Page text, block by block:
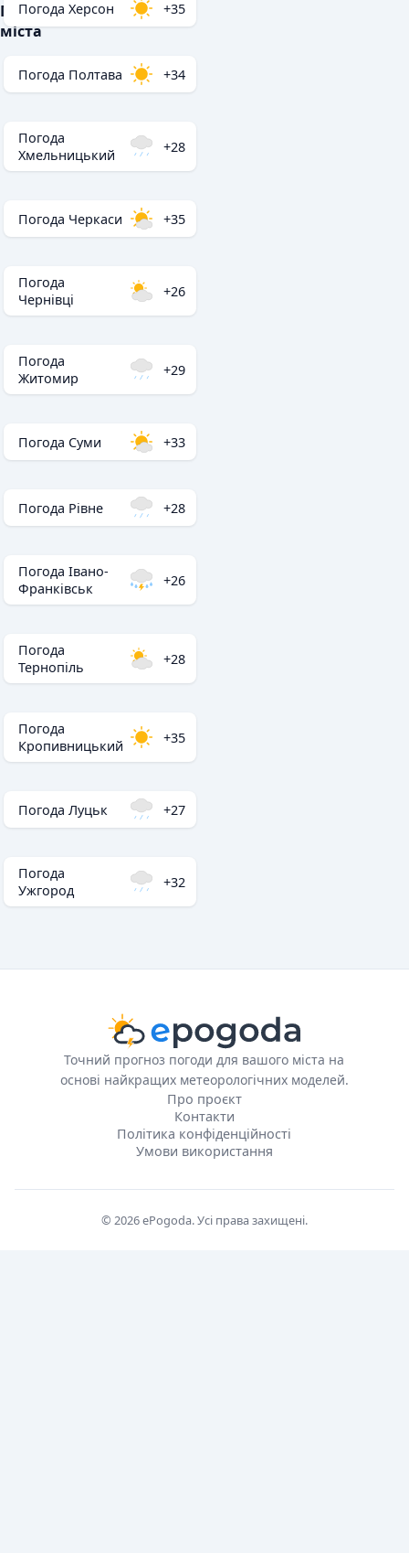
Популярні
міста
Погода Херсон +35
Погода Полтава +34
Погода
Хмельницький
+28
Погода Черкаси +35
Погода
Чернівці
+26
Погода
Житомир
+29
Погода Суми +33
Погода Рівне +28
Погода Івано-
Франківськ
+26
Погода
Тернопіль
+28
Погода
Кропивницький
+35
Погода Луцьк +27
Погода
Ужгород
+32
Точний прогноз погоди для вашого міста на
основі найкращих метеорологічних моделей.
Про проєкт
Контакти
Політика конфіденційності
Умови використання
© 2026 ePogoda. Усі права захищені.